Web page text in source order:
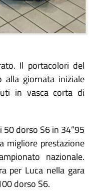
Il portacolori del
alla giornata iniziale
in vasca corta di
50 dorso S6 in 34”95
migliore prestazione
nazionale.
per Luca nella gara
dorso S6.